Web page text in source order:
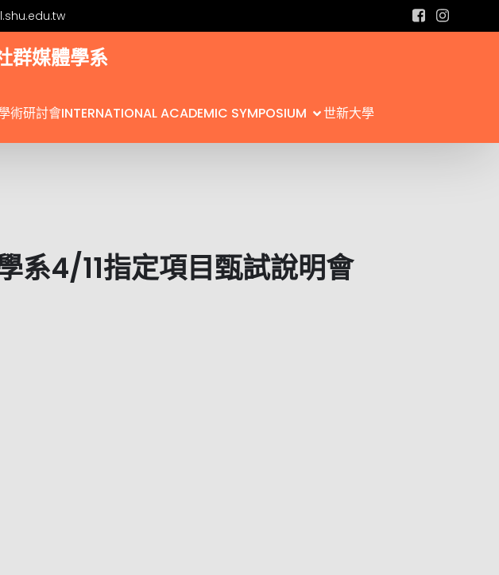
群媒體學系
術研討會INTERNATIONAL ACADEMIC SYMPOSIUM 世新大學
系4/11指定項目甄試說明會